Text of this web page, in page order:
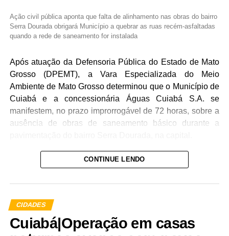
Ação civil pública aponta que falta de alinhamento nas obras do bairro
Serra Dourada obrigará Município a quebrar as ruas recém-asfaltadas
quando a rede de saneamento for instalada
Após atuação da Defensoria Pública do Estado de Mato
Grosso (DPEMT), a Vara Especializada do Meio
Ambiente de Mato Grosso determinou que o Município de
Cuiabá e a concessionária Águas Cuiabá S.A. se
manifestem, no prazo improrrogável de 72 horas, sobre a
ausência de obras de saneamento básico durante a
A decisão judicial da última quarta-feira (20) atende à
solicitação da Defensoria, que ingressou com uma ação
civil pública (ACP), com pedido de liminar, para evitar o
ambiente.
De acordo com a ACP, a Prefeitura está avançando com
CONTINUE LENDO
CIDADES
Cuiabá|Operação em casas